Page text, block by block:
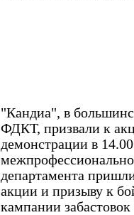
"Кандиа", в
ФДКТ, призвали к
демонстрации в
департамента
акции и призыву к
кампании забастовок